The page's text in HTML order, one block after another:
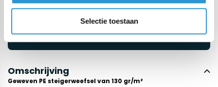
Selectie toestaan
Vragen over dit product:
Start chat
Omschrijving
Geweven PE steigerweefsel van 130 gr/m²